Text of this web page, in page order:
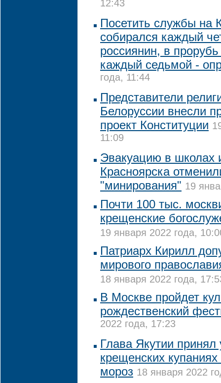
12:43
Посетить службы на
собирался каждый
россиянин, в прорубь
каждый седьмой -
года, 11:44
Представители
Белоруссии внесли
проект Конституции
11:09
Эвакуацию в школах
Красноярска
"минирования" 19
Почти 100 тыс.
крещенские
19 января 2022 года,
Патриарх Кирилл
мирового
18 января 2022 года,
В Москве пройдет
рождественский
2022 года, 17:23
Глава Якутии принял
крещенских
мороз 18 января 2022